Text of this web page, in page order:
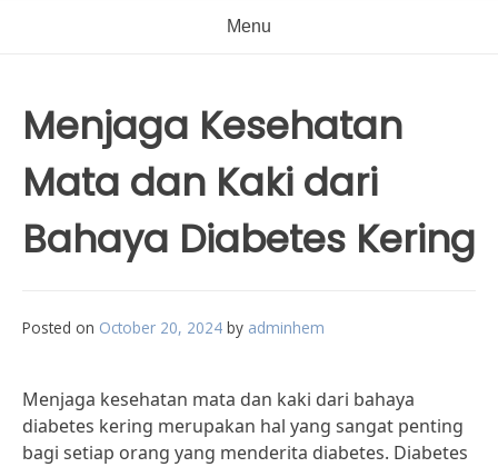
Menu
Menjaga Kesehatan
Mata dan Kaki dari
Bahaya Diabetes Kering
Posted on October 20, 2024 by adminhem
Menjaga kesehatan mata dan kaki dari bahaya
diabetes kering merupakan hal yang sangat penting
bagi setiap orang yang menderita diabetes. Diabetes